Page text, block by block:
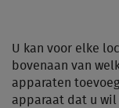
U kan voor elke
bovenaan van
apparaten
apparaat dat u wil